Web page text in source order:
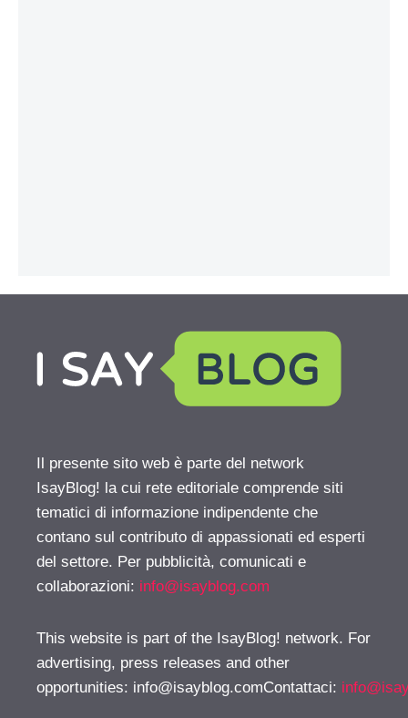
Il presente sito web è parte del network
IsayBlog! la cui rete editoriale comprende siti
tematici di informazione indipendente che
contano sul contributo di appassionati ed esperti
del settore. Per pubblicità, comunicati e
collaborazioni: info@isayblog.com
This website is part of the IsayBlog! network. For
advertising, press releases and other
opportunities: info@isayblog.comContattaci: